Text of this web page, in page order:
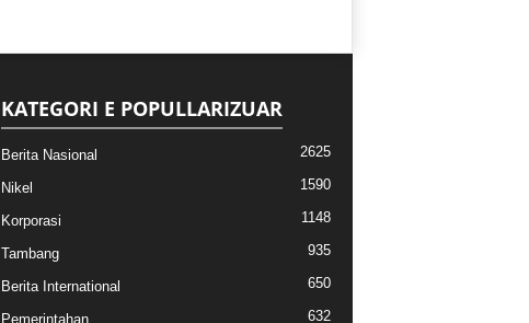
KATEGORI E POPULLARIZUAR
Berita Nasional 2625
Nikel 1590
Korporasi 1148
Tambang 935
Berita International 650
Pemerintahan 632